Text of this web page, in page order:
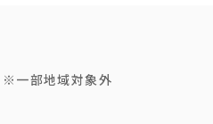
※一部地域対象外